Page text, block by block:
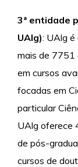
3ª entidade
UAlg): UAlg é
mais de 7751
em cursos
focadas em
particular
UAlg oferece
de pós-
cursos de